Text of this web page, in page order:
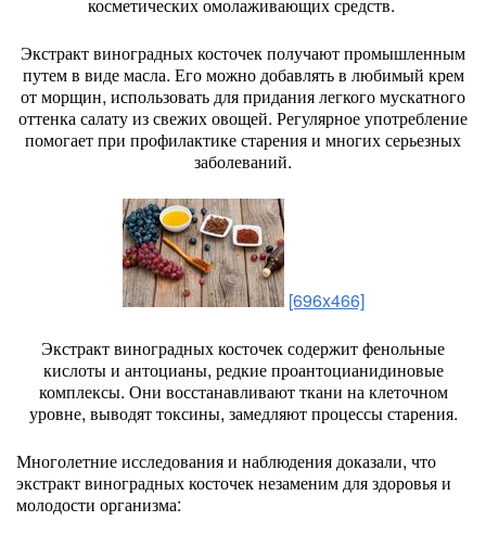
Экстракт виноградных косточек получают промышленным
путем в виде масла. Его можно добавлять в любимый крем
от морщин, использовать для придания легкого мускатного
оттенка салату из свежих овощей. Регулярное употребление
помогает при профилактике старения и многих серьезных
заболеваний.
[696x466]
Экстракт виноградных косточек содержит фенольные
кислоты и антоцианы, редкие проантоцианидиновые
комплексы. Они восстанавливают ткани на клеточном
уровне, выводят токсины, замедляют процессы старения.
Многолетние исследования и наблюдения доказали, что
экстракт виноградных косточек незаменим для здоровья и
молодости организма: